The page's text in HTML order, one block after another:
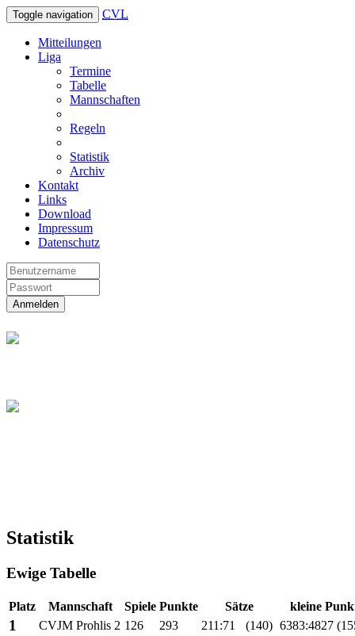
Toggle navigation CVL
Mitteilungen
Liga
Termine
Tabelle
Mannschaften
Regeln
Statistik
Archiv
Kontakt
Links
Download
Impressum
Datenschutz
Anmelden
Statistik
Ewige Tabelle
Platz Mannschaft Spiele Punkte Sätze kleine
1 CVJM Prohlis 2 126 293 211:71 (140) 6383:4827